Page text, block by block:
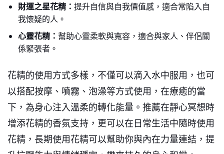
財運之星花精： 提升自信與自我價值感，適合常陷入自
我懷疑的人。
心靈花精： 幫助心靈柔軟與寬容，適合與家人、伴侶關
係緊張者。
花精的使用方式多樣，不僅可以滴入水中服用，也可
以搭配按摩、噴霧、泡澡等方式使用，在療癒的當
下，為身心注入溫柔的轉化能量。推薦在靜心冥想時
增添花精的香氛支持，更可以在日常生活中隨時使用
花精，長期使用花精可以幫助你與內在力量連結，提